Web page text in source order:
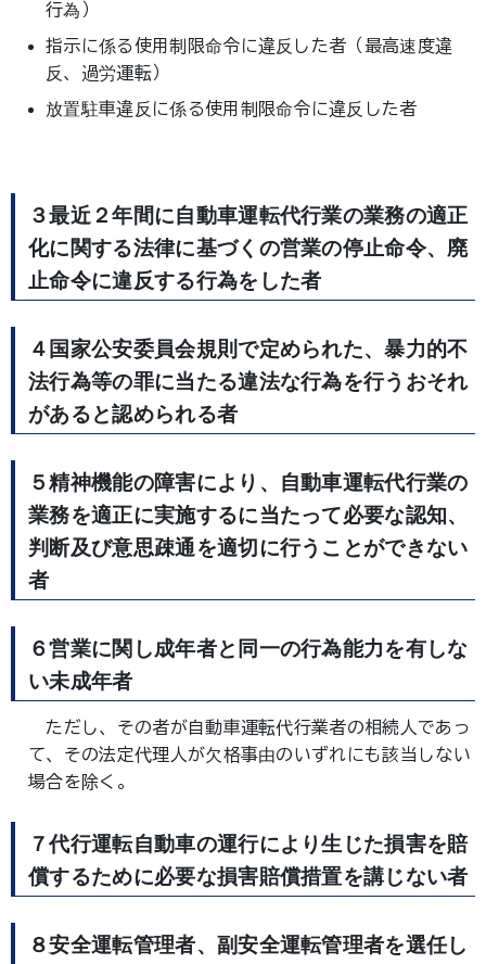
行為）
指示に係る使用制限命令に違反した者（最高速度違
反、過労運転）
放置駐車違反に係る使用制限命令に違反した者
３最近２年間に自動車運転代行業の業務の適正
化に関する法律に基づくの営業の停止命令、廃
止命令に違反する行為をした者
４国家公安委員会規則で定められた、暴力的不
法行為等の罪に当たる違法な行為を行うおそれ
があると認められる者
５精神機能の障害により、自動車運転代行業の
業務を適正に実施するに当たって必要な認知、
判断及び意思疎通を適切に行うことができない
者
６営業に関し成年者と同一の行為能力を有しな
い未成年者
ただし、その者が自動車運転代行業者の相続人であっ
て、その法定代理人が欠格事由のいずれにも該当しない
場合を除く。
７代行運転自動車の運行により生じた損害を賠
償するために必要な損害賠償措置を講じない者
８安全運転管理者、副安全運転管理者を選任し